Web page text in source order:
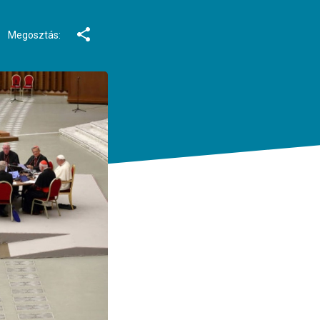
Megosztás: